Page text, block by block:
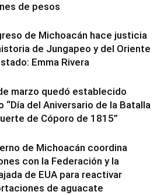
de pesos
de Michoacán hace justicia
de Jungapeo y del Oriente
Emma Rivera
marzo quedó establecido
“Día del Aniversario de la Batalla
de Cóporo de 1815”
de Michoacán coordina
con la Federación y la
de EUA para reactivar
de aguacate